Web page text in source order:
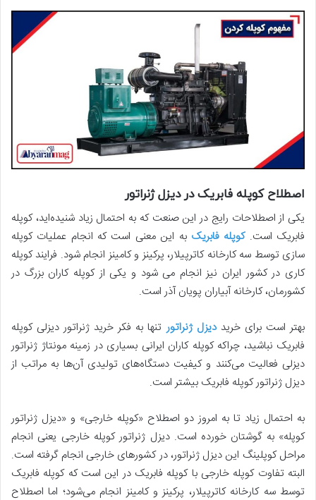
اصطلاح کوپله فابریک در دیزل ژنراتور
یکی از اصطلاحات رایج در این صنعت که به احتمال زیاد شنیده‌­اید، کوپله
فابریک است.کوپله فابریک به این معنی است که انجام عملیات کوپله
سازی توسط سه کارخانه کاترپیلار، پرکینز و کامینز انجام شود. فرایند کوپله
کاری در کشور ایران نیز انجام می شود و یکی از کوپله کاران بزرگ در
کشورمان، کارخانه آبیاران پویان آذر است.
بهتر است برای خریددیزل ژنراتور تنها به فکر خرید ژنراتور دیزلی کوپله
فابریک نباشید، چراکه کوپله کاران ایرانی بسیاری در زمینه مونتاژ ژنراتور
دیزلی فعالیت می‌­کنند و کیفیت دستگاه­‌های تولیدی آن­‌ها به مراتب از
دیزل ژنراتور کوپله فابریک بیشتر است.
به احتمال زیاد تا به امروز دو اصطلاح «کوپله خارجی» و «دیزل ژنراتور
کوپله» به گوشتان خورده است. دیزل ژنراتور کوپله خارجی یعنی انجام
مراحل کوپلینگ این دیزل ژنراتور، در کشورهای خارجی انجام گرفته است.
البته تفاوت کوپله خارجی با کوپله فابریک در این است که کوپله فابریک
توسط سه کارخانه کاترپیلار، پرکینز و کامینز انجام می­‌شود؛ اما اصطلاح